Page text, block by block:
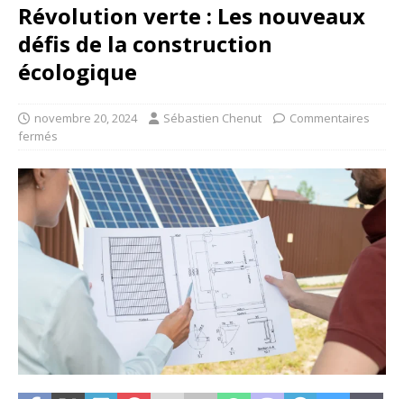
Révolution verte : Les nouveaux
défis de la construction
écologique
novembre 20, 2024 Sébastien Chenut
Commentaires
fermés